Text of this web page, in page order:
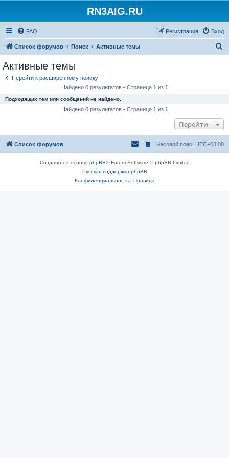
RN3AIG.RU
FAQ Вход
Регистрация
Список форумов Поиск Активные темы
Активные темы
Перейти к расширенному поиску
Найдено 0 результатов • Страница 1 из 1
Подходящих тем или сообщений не найдено.
Найдено 0 результатов • Страница 1 из 1
Перейти
Список форумов Часовой пояс: UTC+03:00
Создано на основе phpBB® Forum Software © phpBB Limited
Русская поддержка phpBB
Конфиденциальность| Правила